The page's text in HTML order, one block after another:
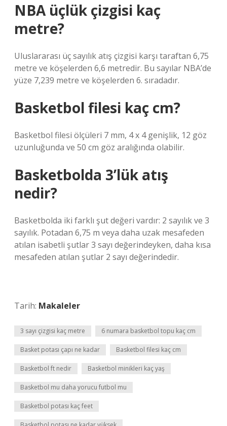
NBA üçlük çizgisi kaç
metre?
Uluslararası üç sayılık atış çizgisi karşı taraftan 6,75
metre ve köşelerden 6,6 metredir. Bu sayılar NBA’de
yüze 7,239 metre ve köşelerden 6. sıradadır.
Basketbol filesi kaç cm?
Basketbol filesi ölçüleri 7 mm, 4 x 4 genişlik, 12 göz
uzunluğunda ve 50 cm göz aralığında olabilir.
Basketbolda 3’lük atış
nedir?
Basketbolda iki farklı şut değeri vardır: 2 sayılık ve 3
sayılık. Potadan 6,75 m veya daha uzak mesafeden
atılan isabetli şutlar 3 sayı değerindeyken, daha kısa
mesafeden atılan şutlar 2 sayı değerindedir.
Tarih: Makaleler
3 sayı çizgisi kaç metre 6 numara basketbol topu kaç cm
Basket potası çapı ne kadar Basketbol filesi kaç cm
Basketbol ft nedir Basketbol minikleri kaç yaş
Basketbol mu daha yorucu futbol mu
Basketbol potası kaç feet